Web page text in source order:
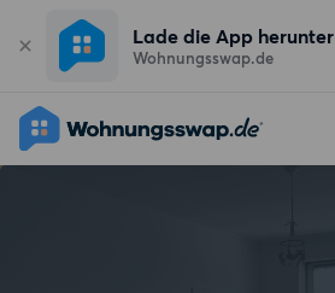
Lade die App herunter
Wohnungsswap.de